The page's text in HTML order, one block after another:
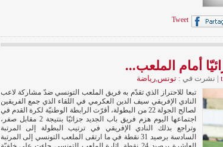
Tweet
أمام الملعب...
| نشرت في :تونس,رياضة
تبعا للاحتراز الذي تقدّم به فريق الملعب التونسي ضدّ مشاركة لاعب
النادي الإفريقي سيف الدين العكرمي في اللقاء الذي جمع الفريقين
لصالح الجولة 22 من البطولة، أقرّت الرابطة الوطنيّة لكرة القدم في
اجتماعها اليوم هزم فريق باب الجديد جزائيّا بنتيجة 2 مقابل صفر،
وتراجع بذلك النادي الإفريقي في ترتيب البطولة إلى المرتبة
السادسة برصيد 31 نقطة في ما ارتقى الملعب التونسي إلى المرتبة